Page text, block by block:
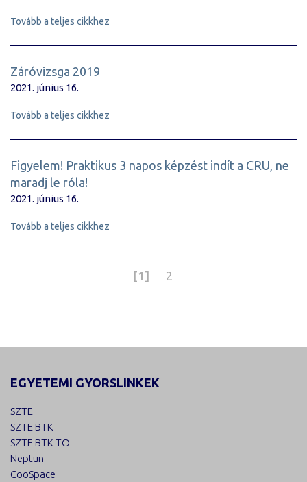
Tovább a teljes cikkhez
Záróvizsga 2019
2021. június 16.
Tovább a teljes cikkhez
Figyelem! Praktikus 3 napos képzést indít a CRU, ne
maradj le róla!
2021. június 16.
Tovább a teljes cikkhez
[1] 2
EGYETEMI GYORSLINKEK
SZTE
SZTE BTK
SZTE BTK TO
Neptun
CooSpace